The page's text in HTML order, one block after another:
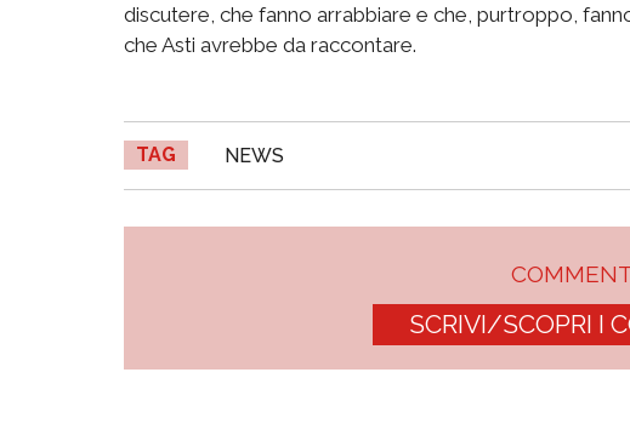
discutere, che fanno arrabbiare e che, purtroppo,
che Asti avrebbe da raccontare.
TAG NEWS
SCRIVI/SCOPRI I